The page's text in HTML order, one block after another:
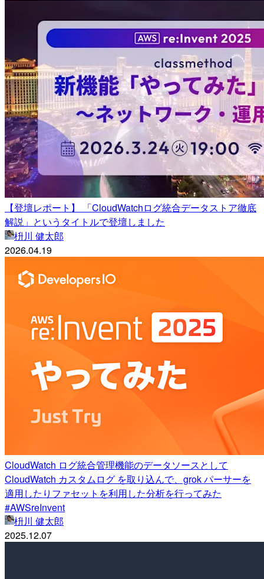
【登壇レポート】 「CloudWatchログ統合データストア徹底
解説」というタイトルで登壇しました
枡川 健太郎
2026.04.19
CloudWatch ログ統合管理機能のデータソースとして
CloudWatch カスタムログ を取り込んで、grok パーサーを
適用したりファセットを利用した分析を行ってみた
#AWSreInvent
枡川 健太郎
2025.12.07